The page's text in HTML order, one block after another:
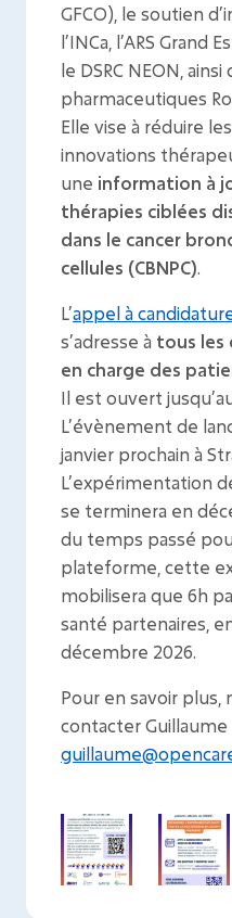
GFCO), le soutien
l’INCa, l’ARS Grand
le DSRC NEON,
pharmaceutiques
Elle vise à réduire
innovations
une information à
thérapies ciblées
dans le cancer
cellules (CBNPC).
L’appel à
s’adresse à tous les
en charge des
Il est ouvert
L’évènement de
janvier prochain à
L’expérimentation
se terminera en
du temps passé
plateforme, cette
mobilisera que 6h
santé partenaires,
décembre 2026.
Pour en savoir plus,
contacter Guillaume